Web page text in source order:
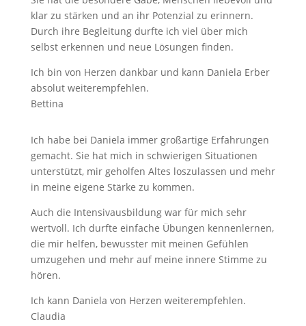
klar zu stärken und an ihr Potenzial zu erinnern.
Durch ihre Begleitung durfte ich viel über mich
selbst erkennen und neue Lösungen finden.
Ich bin von Herzen dankbar und kann Daniela Erber
absolut weiterempfehlen.
Bettina
Ich habe bei Daniela immer großartige Erfahrungen
gemacht. Sie hat mich in schwierigen Situationen
unterstützt, mir geholfen Altes loszulassen und mehr
in meine eigene Stärke zu kommen.
Auch die Intensivausbildung war für mich sehr
wertvoll. Ich durfte einfache Übungen kennenlernen,
die mir helfen, bewusster mit meinen Gefühlen
umzugehen und mehr auf meine innere Stimme zu
hören.
Ich kann Daniela von Herzen weiterempfehlen.
Claudia